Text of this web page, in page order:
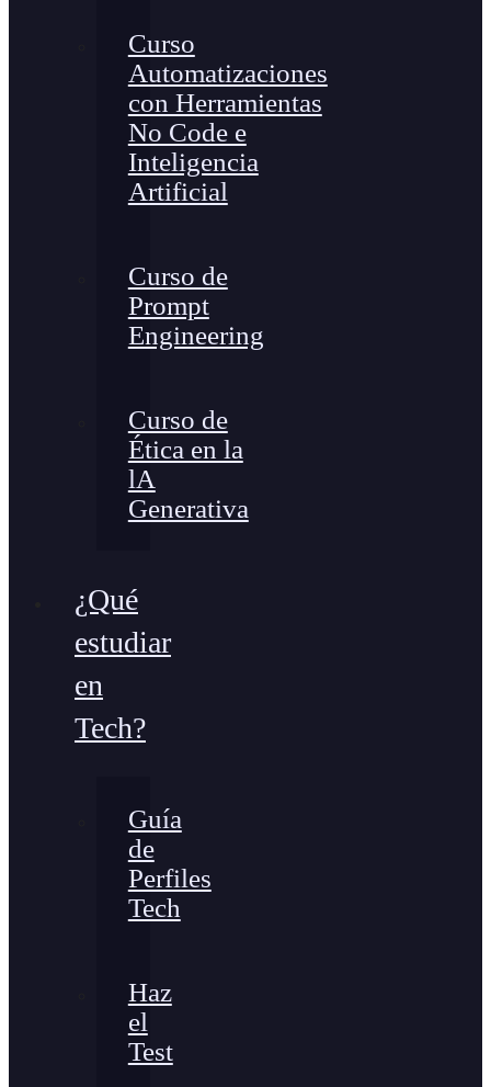
Curso
Automatizaciones
con Herramientas
No Code e
Inteligencia
Artificial
Curso de
Prompt
Engineering
Curso de
Ética en la
lA
Generativa
¿Qué
estudiar
en
Tech?
Guía
de
Perfiles
Tech
Haz
el
Test